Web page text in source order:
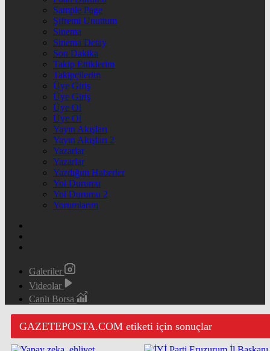
Sample Page
Şifremi Unuttum
Sinema
Sinema Detay
Son Dakika
Takip Ettiklerim
Takipçilerim
Üye Giriş
Üye Giriş
Üye Ol
Üye Ol
Yayın Akışları
Yayın Akışları 2
Yazarlar
Yazarlar
Yazdığım Haberler
Yol Durumu
Yol Durumu 2
Yorumlarım
Galeriler
Videolar
Canlı Borsa
GAZETEPOSTA.COM etiketi için sonuçlar